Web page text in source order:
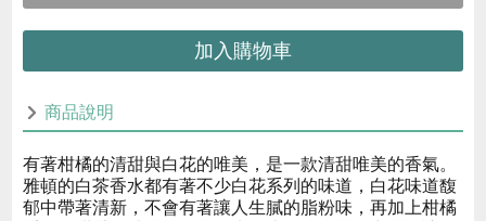
加入購物車
商品說明
有著柑橘的清甜與白花的唯美，是一款清甜唯美的香氣。
雅頓的白茶香水都有著不少白花系列的味道，白花味道馥
郁中帶著清新，不會有著讓人生膩的脂粉味，再加上柑橘